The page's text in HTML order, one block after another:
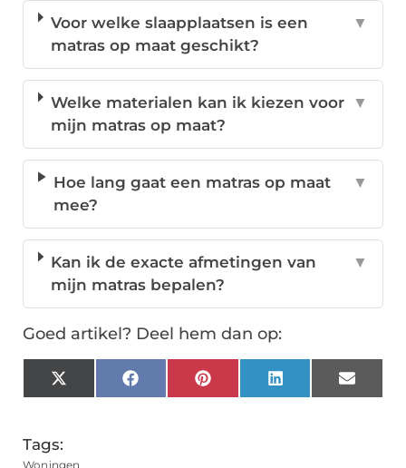
Voor welke slaapplaatsen is een
matras op maat geschikt?
▼
Welke materialen kan ik kiezen voor
mijn matras op maat?
▼
Hoe lang gaat een matras op maat
mee?
▼
Kan ik de exacte afmetingen van
mijn matras bepalen?
▼
Goed artikel? Deel hem dan op:
X
(Twitter)
FacebookPinterestLinkedInEmail
Tags:
Woningen